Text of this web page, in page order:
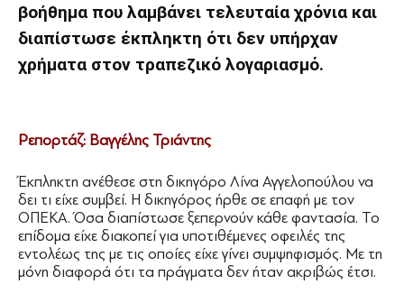
βοήθημα που λαμβάνει τελευταία χρόνια και
διαπίστωσε έκπληκτη ότι δεν υπήρχαν
χρήματα στον τραπεζικό λογαριασμό.
Ρεπορτάζ: Βαγγέλης Τριάντης
Έκπληκτη ανέθεσε στη δικηγόρο Λίνα Αγγελοπούλου να
δει τι είχε συμβεί. Η δικηγόρος ήρθε σε επαφή με τον
ΟΠΕΚΑ. Όσα διαπίστωσε ξεπερνούν κάθε φαντασία. Το
επίδομα είχε διακοπεί για υποτιθέμενες οφειλές της
εντολέως της με τις οποίες είχε γίνει συμψηφισμός. Με τη
μόνη διαφορά ότι τα πράγματα δεν ήταν ακριβώς έτσι.